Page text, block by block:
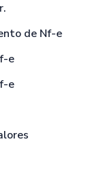
de Nf-e
e
e